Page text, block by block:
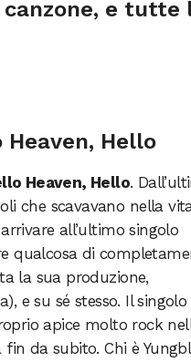
canzone, e tutte
Hello
Heaven, Hello.
che scavavano nella
all’ultimo singolo
qualcosa di
la sua produzione,
e su sé stesso. Il singolo
apice molto rock
da subito. Chi è